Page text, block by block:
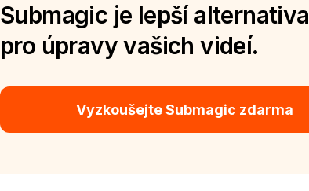
Submagic je lepší alternativa
pro úpravy vašich videí.
Vyzkoušejte Submagic zdarma